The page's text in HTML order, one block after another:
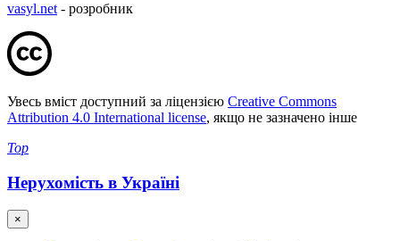
vasyl.net - розробник
Увесь вміст доступний за ліцензією Creative Commons
Attribution 4.0 International license, якщо не зазначено інше
Top
Нерухомість в Україні
×